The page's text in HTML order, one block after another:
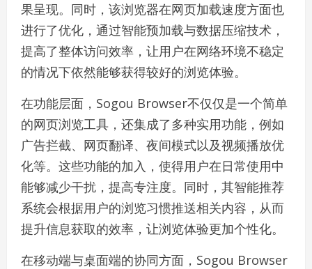
果呈现。同时，该浏览器在网页加载速度方面也
进行了优化，通过智能预加载与数据压缩技术，
提高了整体访问效率，让用户在网络环境不稳定
的情况下依然能够获得较好的浏览体验。
在功能层面，Sogou Browser不仅仅是一个简单
的网页浏览工具，还集成了多种实用功能，例如
广告拦截、网页翻译、夜间模式以及视频播放优
化等。这些功能的加入，使得用户在日常使用中
能够减少干扰，提高专注度。同时，其智能推荐
系统会根据用户的浏览习惯推送相关内容，从而
提升信息获取的效率，让浏览体验更加个性化。
在移动端与桌面端的协同方面，Sogou Browser